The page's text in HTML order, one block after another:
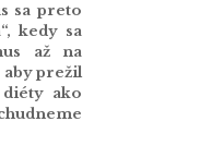
sa preto
kedy sa
až na
prežil
ako